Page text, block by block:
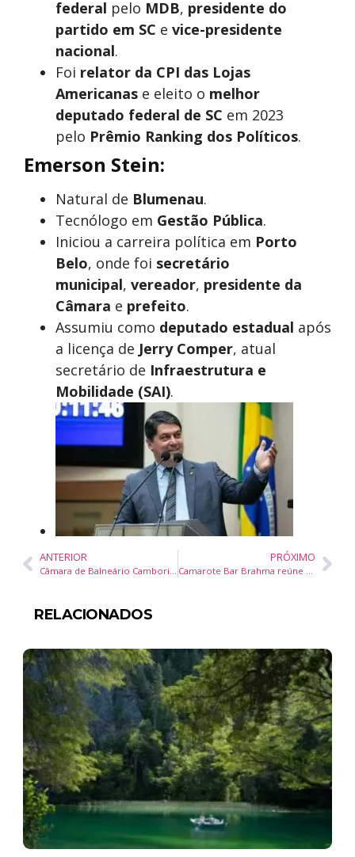
federal pelo MDB, presidente do
partido em SC e vice-presidente
nacional.
Foi relator da CPI das Lojas
Americanas e eleito o melhor
deputado federal de SC em 2023
pelo Prêmio Ranking dos Políticos.
Emerson Stein:
Natural de Blumenau.
Tecnólogo em Gestão Pública.
Iniciou a carreira política em Porto
Belo, onde foi secretário
municipal, vereador, presidente da
Câmara e prefeito.
Assumiu como deputado estadual após
a licença de Jerry Comper, atual
secretário de Infraestrutura e
Mobilidade (SAI).
ANTERIOR
Câmara de Balneário Camboriú Realiza Primeira Sessão de Março com Três Projetos e Parecer
PRÓXIMO
Camarote Bar Brahma reúne celebridades na segunda noite do desfile do grupo especial
RELACIONADOS